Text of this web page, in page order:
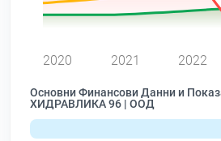
2020 2021 2022
Основни Финансови Данни и
ХИДРАВЛИКА 96 | ООД